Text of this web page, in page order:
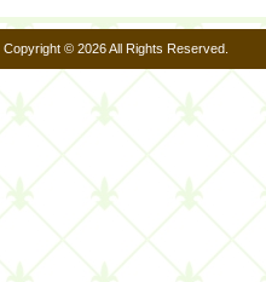
Copyright © 2026 All Rights Reserved.